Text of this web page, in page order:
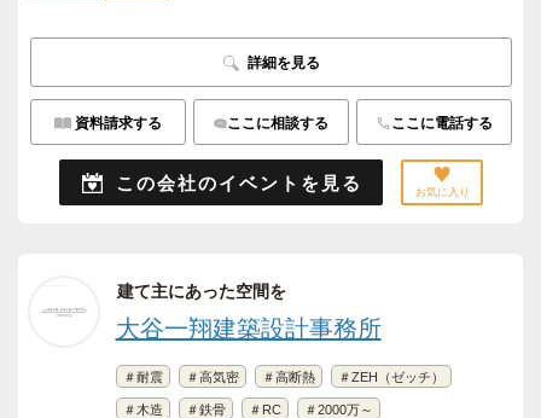
この会社のイベントを見る お気に入り
詳細を見る
資料請求する ここに相談する ここに電話する
建て主にあった空間を
大谷一翔建築設計事務所
＃耐震 ＃高気密 ＃高断熱 ＃ZEH（ゼッチ）
＃木造 ＃鉄骨 ＃RC ＃2000万～